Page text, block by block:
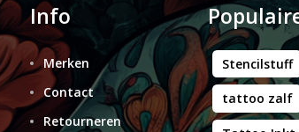
Info
Merken
Contact
Retourneren
Stencilstuff
tattoo zalf